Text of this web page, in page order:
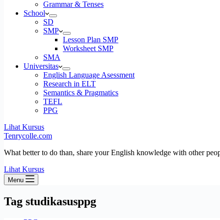
Grammar & Tenses
School
SD
SMP
Lesson Plan SMP
Worksheet SMP
SMA
Universitas
English Language Asessment
Research in ELT
Semantics & Pragmatics
TEFL
PPG
Lihat Kursus
Tenrycolle.com
What better to do than, share your English knowledge with other
Lihat Kursus
Menu
Tag studikasusppg